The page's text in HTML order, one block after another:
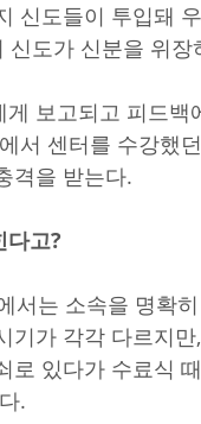
신도들이 투입돼
도가 신분을 위장
보고되고 피드
서 센터를 수강했
격을 받는다.
다고?
서는 소속을 명확
기가 각각 다르지
로 있다가 수료식
.